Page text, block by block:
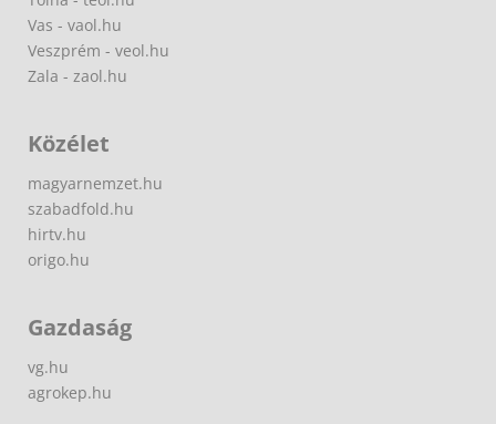
Vas - vaol.hu
Veszprém - veol.hu
Zala - zaol.hu
Közélet
magyarnemzet.hu
szabadfold.hu
hirtv.hu
origo.hu
Gazdaság
vg.hu
agrokep.hu